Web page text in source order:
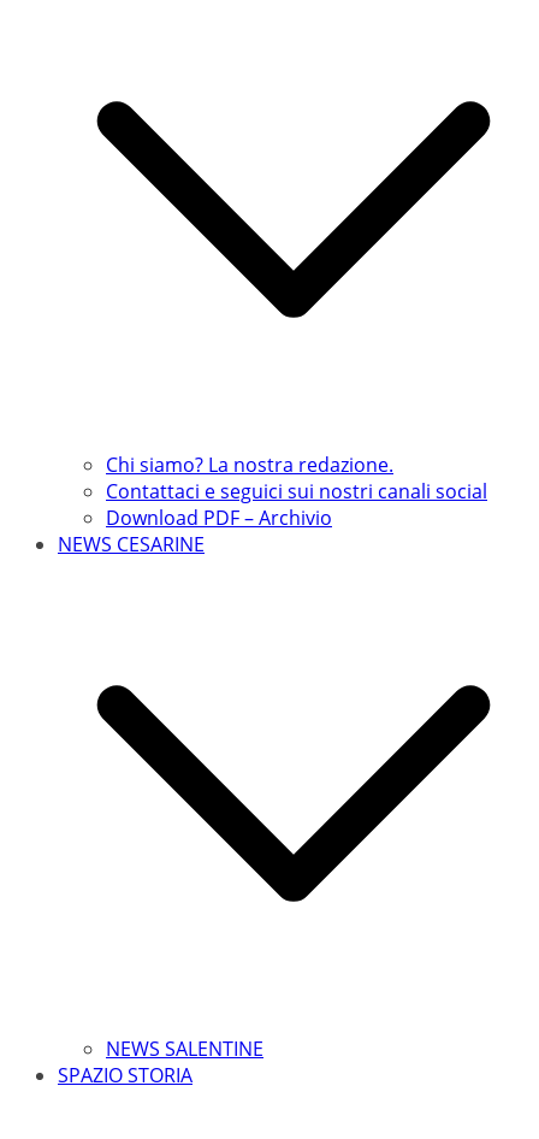
Chi siamo? La nostra redazione.
Contattaci e seguici sui nostri canali social
Download PDF – Archivio
NEWS CESARINE
NEWS SALENTINE
SPAZIO STORIA